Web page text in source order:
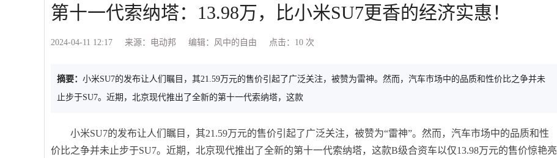
第十一代索纳塔：13.98万，比小米SU7更香的经济实惠！
2024-04-11 12:17 来源：电动邦 编辑：风中的自由 点击：10 次
摘要： 小米SU7的发布让人们瞩目，其21.59万元的售价引起了广泛关注，被赞为雷神。然而，汽车市场中的品质和性价比之争并未
止步于SU7。近期，北京现代推出了全新的第十一代索纳塔，这款
小米SU7的发布让人们瞩目，其21.59万元的售价引起了广泛关注，被赞为“雷神”。然而，汽车市场中的品质和性
价比之争并未止步于SU7。近期，北京现代推出了全新的第十一代索纳塔，这款B级合资车以仅13.98万元的售价惊艳亮